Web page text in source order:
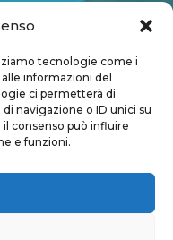
tecnologie come i
informazioni del
ci permetterà di
navigazione o ID unici su
consenso può influire
e funzioni.